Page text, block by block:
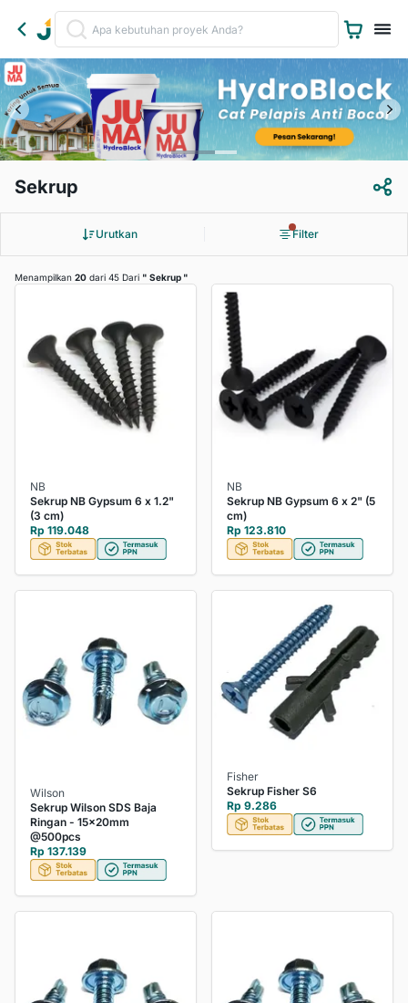
Sekrup
Urutkan Filter
Menampilkan 20 dari 45 Dari " Sekrup "
NB
Sekrup NB Gypsum 6 x 1.2"
(3 cm)
Rp 119.048
NB
Sekrup NB Gypsum 6 x 2" (5
cm)
Rp 123.810
Wilson
Sekrup Wilson SDS Baja
Ringan - 15x20mm
@500pcs
Rp 137.139
Fisher
Sekrup Fisher S6
Rp 9.286